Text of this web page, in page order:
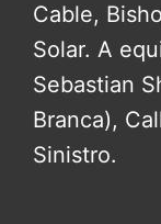
Cable,
Solar. A
Sebastian
Branca),
Sinistro.